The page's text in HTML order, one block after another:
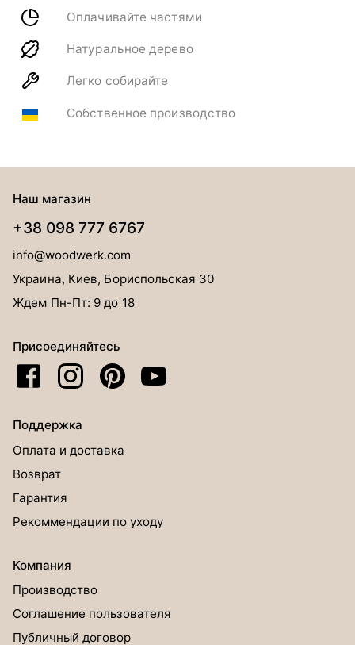
Оплачивайте частями
Натуральное дерево
Легко собирайте
Собственное производство
Наш магазин
+38 098 777 6767
info@woodwerk.com
Украина, Киев, Бориспольская 30
Ждем Пн-Пт: 9 до 18
Присоединяйтесь
Поддержка
Оплата и доставка
Возврат
Гарантия
Рекоммендации по уходу
Компания
Производство
Соглашение пользователя
Публичный договор